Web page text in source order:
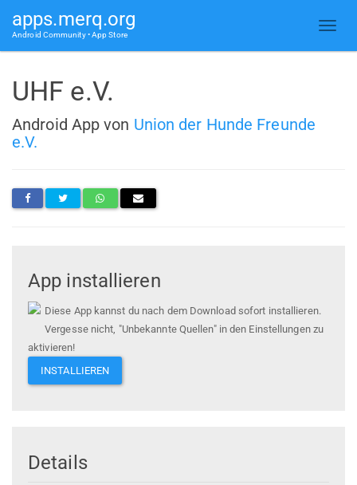
apps.merq.org
Android Community • App Store
UHF e.V.
Android App von Union der Hunde Freunde
e.V.
App installieren
Diese App kannst du nach dem Download sofort installieren.
Vergesse nicht, "Unbekannte Quellen" in den Einstellungen zu
aktivieren!
INSTALLIEREN
Details